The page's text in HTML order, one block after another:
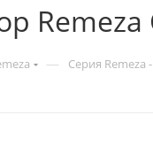
— Серия Remeza